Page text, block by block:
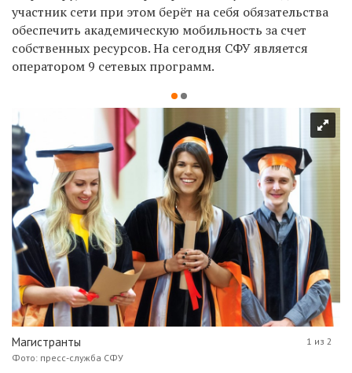
участник сети при этом берёт на себя обязательства
обеспечить академическую мобильность за счет
собственных ресурсов. На сегодня СФУ является
оператором 9 сетевых программ.
Магистранты
Фото: пресс-служба СФУ
1 из 2